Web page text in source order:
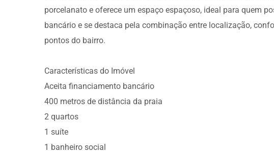
porcelanato e oferece um espaço espaçoso, ideal para quem
bancário e se destaca pela combinação entre localização,
pontos do bairro.
Características do Imóvel
Aceita financiamento bancário
400 metros de distância da praia
2 quartos
1 suíte
1 banheiro social